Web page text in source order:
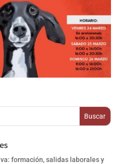
formación, salidas laborales y